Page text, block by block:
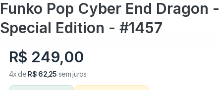
Funko Pop Cyber End Dragon -
Special Edition - #1457
R$ 249,00
4x de R$ 62,25 sem juros